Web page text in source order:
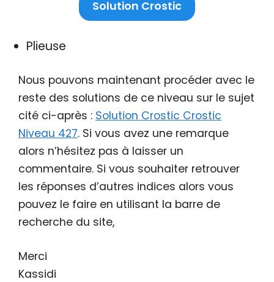
Solution Crostic
Plieuse
Nous pouvons maintenant procéder avec le
reste des solutions de ce niveau sur le sujet
cité ci-après : Solution Crostic Crostic
Niveau 427. Si vous avez une remarque
alors n’hésitez pas à laisser un
commentaire. Si vous souhaiter retrouver
les réponses d’autres indices alors vous
pouvez le faire en utilisant la barre de
recherche du site,
Merci
Kassidi